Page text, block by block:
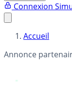
Connexion
Accueil
Annonce